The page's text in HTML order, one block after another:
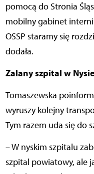
pomocą do Stronia
mobilny gabinet
OSSP staramy się
dodała.
Zalany szpital w
Tomaszewska
wyruszy kolejny
Tym razem uda się do
– W nyskim szpitalu
szpital powiatowy, ale